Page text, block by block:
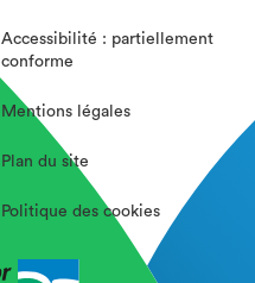
Accessibilité : partiellement
conforme
Mentions légales
Plan du site
Politique des cookies